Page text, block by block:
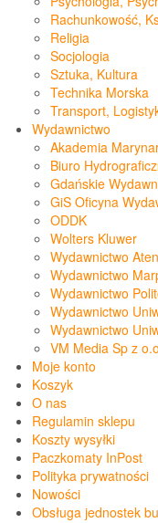
Rachunkowość,
Religia
Socjologia
Sztuka, Kultura
Technika Morska
Transport,
Wydawnictwo
Akademia
Biuro
Gdańskie
GiS Oficyna
ODDK
Wolters Kluwer
Wydawnictwo
Wydawnictwo
Wydawnictwo
Wydawnictwo
Wydawnictwo
VM Media Sp z
Moje konto
Koszyk
O nas
Regulamin sklepu
Koszty wysyłki
Paczkomaty InPost
Polityka prywatności
Nowości
Obsługa jednostek